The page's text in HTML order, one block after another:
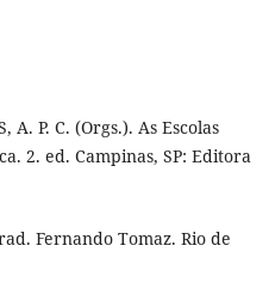
A. P. C. (Orgs.). As Escolas
2. ed. Campinas, SP: Editora
Fernando Tomaz. Rio de